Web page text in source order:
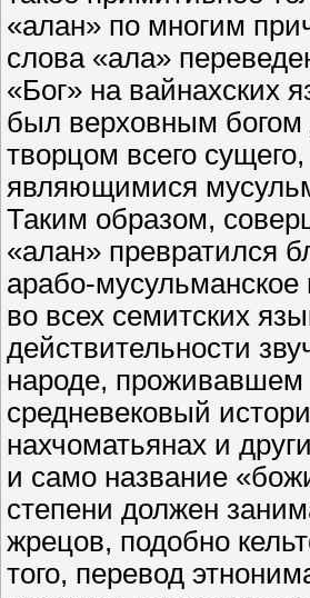
«алан» по многим
слова «ала»
«Бог» на вайнахских
был верховным богом
творцом всего
являющимися
Таким образом,
«алан» превратился
арабо-
во всех семитских
действительности
народе, проживавшем
средневековый
нахчоматьянах и
и само название
степени должен
жрецов, подобно
того, перевод